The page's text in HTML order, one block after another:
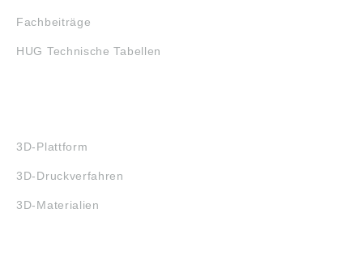
Fachbeiträge
HUG Technische Tabellen
3D-Plattform
3D-Druckverfahren
3D-Materialien